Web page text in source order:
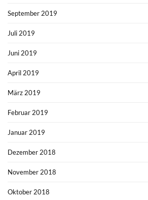
September 2019
Juli 2019
Juni 2019
April 2019
März 2019
Februar 2019
Januar 2019
Dezember 2018
November 2018
Oktober 2018